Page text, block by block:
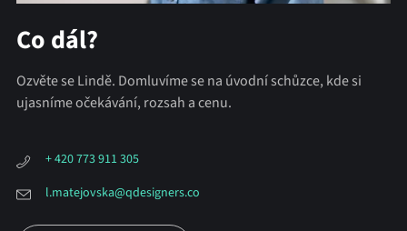
Co dál?
Ozvěte se Lindě. Domluvíme se na úvodní schůzce, kde si
ujasníme očekávání, rozsah a cenu.
+ 420 773 911 305
l.matejovska@qdesigners.co